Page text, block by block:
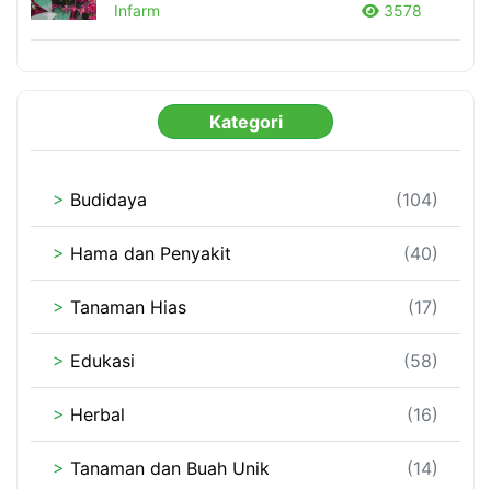
Infarm
3578
Kategori
> Budidaya (104)
> Hama dan Penyakit (40)
> Tanaman Hias (17)
> Edukasi (58)
> Herbal (16)
> Tanaman dan Buah Unik (14)